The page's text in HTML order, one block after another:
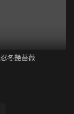
忍冬艷薔薇